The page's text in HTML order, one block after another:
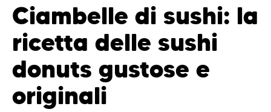
Ciambelle di sushi: la
ricetta delle sushi
donuts gustose e
originali